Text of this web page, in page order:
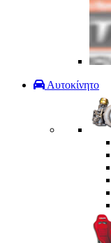
Αυτοκίνητο